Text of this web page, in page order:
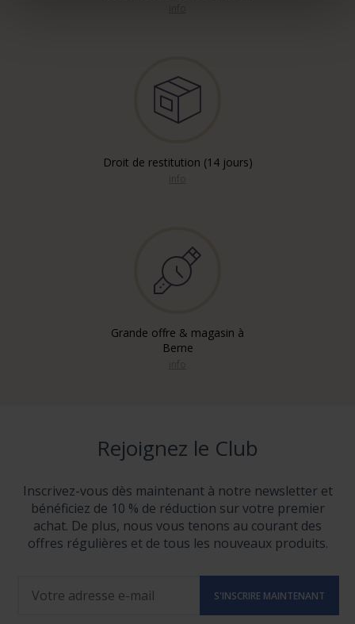
Droit de restitution (14 jours)
Grande offre & magasin à
Berne
Rejoignez le Club
Inscrivez-vous dès maintenant à notre newsletter et
bénéficiez de 10 % de réduction sur votre premier
achat. De plus, nous vous tenons au courant des
offres régulières et de tous les nouveaux produits.